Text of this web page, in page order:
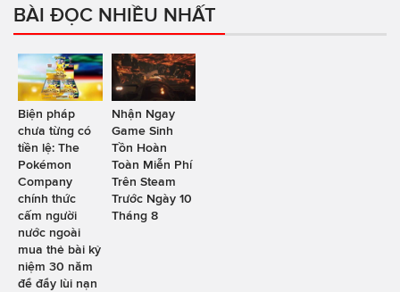
BÀI ĐỌC NHIỀU NHẤT
Biện pháp
chưa từng có
tiền lệ: The
Pokémon
Company
chính thức
cấm người
nước ngoài
mua thẻ bài kỷ
niệm 30 năm
để đẩy lùi nạn
Nhận Ngay
Game Sinh
Tồn Hoàn
Toàn Miễn Phí
Trên Steam
Trước Ngày 10
Tháng 8